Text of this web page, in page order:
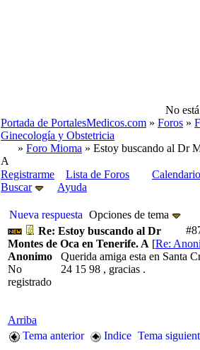
No
Portada de PortalesMedicos.com » Foros »
Ginecología y Obstetricia
» Foro Mioma » Estoy buscando al Dr
A
Registrarme
Lista de Foros Calendario
Buscar
Ayuda
Nueva respuesta Opciones de tema
Re: Estoy buscando al Dr
Montes de Oca en Tenerife. A [Re:
Anonimo
No
registrado
Querida amiga esta en Santa
24 15 98 , gracias .
Arriba
Tema anterior
Indice Tema